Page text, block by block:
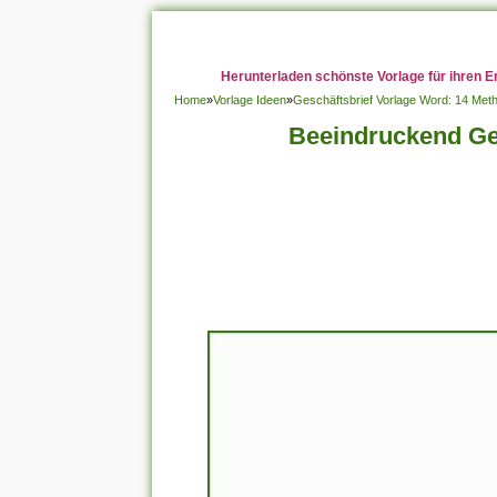
Herunterladen schönste Vorlage für ihren
Home»Vorlage Ideen»Geschäftsbrief Vorlage Word: 14
Beeindruckend